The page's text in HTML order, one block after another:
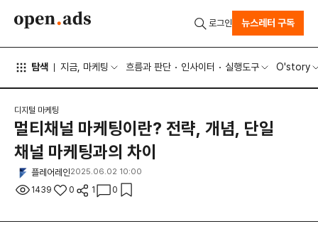
탐색 지금, 마케팅 흐름과 판단 인사이터 실행도구 O'story
로그인 뉴스레터 구독
디지털 마케팅
멀티채널 마케팅이란? 전략, 개념, 단일
채널 마케팅과의 차이
플레어레인2025.06.02 10:00
1439 0 1 0